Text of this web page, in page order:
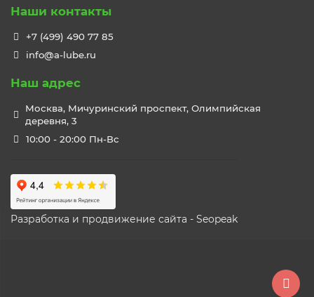
Наши контакты
+7 (499) 490 77 85
info@a-lube.ru
Наш адрес
Москва, Мичуринский проспект, Олимпийская
деревня, 3
10:00 - 20:00 Пн-Вс
Разработка и продвижение сайта - Seopeak